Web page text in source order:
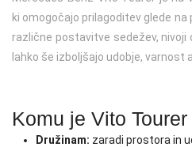
ki omogočajo prilagoditev glede
različne postavitve sedežev,
lahko še izboljšajo udobje, varnost
Komu je Vito
Družinam: zaradi prostora in